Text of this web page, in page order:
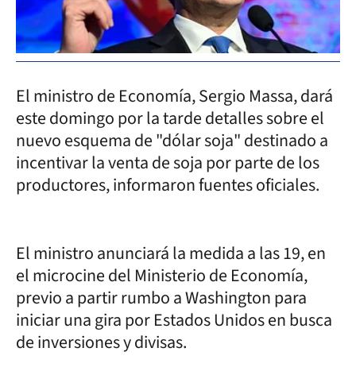
El ministro de Economía, Sergio Massa, dará
este domingo por la tarde detalles sobre el
nuevo esquema de "dólar soja" destinado a
incentivar la venta de soja por parte de los
productores, informaron fuentes oficiales.
El ministro anunciará la medida a las 19, en
el microcine del Ministerio de Economía,
previo a partir rumbo a Washington para
iniciar una gira por Estados Unidos en busca
de inversiones y divisas.